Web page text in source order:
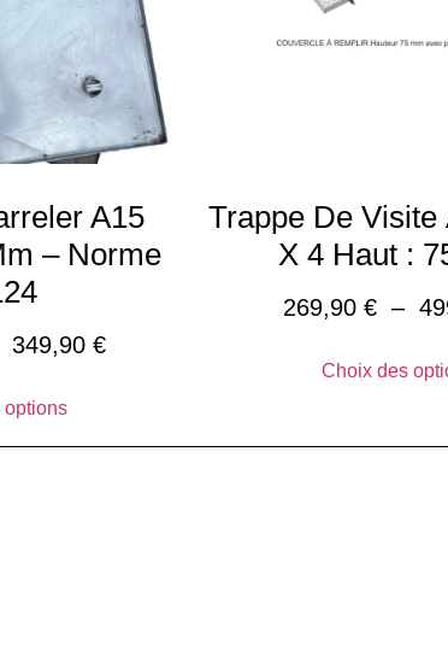
A15
– Norme
349,90 €
options
Trappe De
X 4 Haut :
269,90€ –
Choix des